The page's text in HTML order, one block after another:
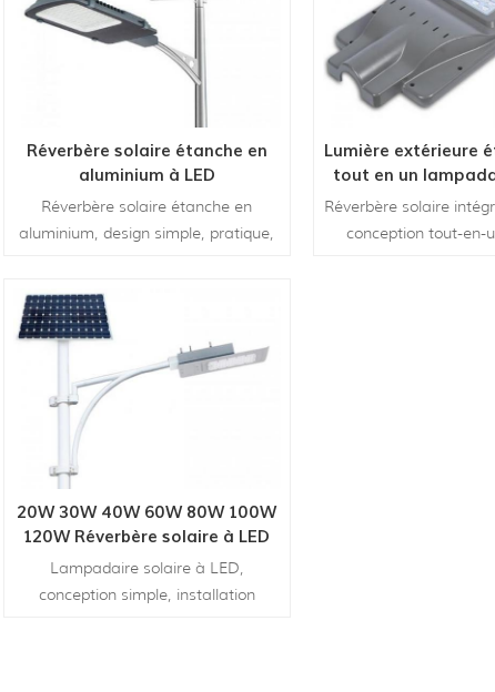
Réverbère solaire étanche en
aluminium à LED
Réverbère solaire étanche en
aluminium, design simple, pratique,
respectueux de l'environnement.
Lumière extérieure
tout en un
Réverbère solaire
conception tout-en-
20W 30W 40W 60W 80W 100W
120W Réverbère solaire à LED
de puissance
Lampadaire solaire à LED,
conception simple, installation